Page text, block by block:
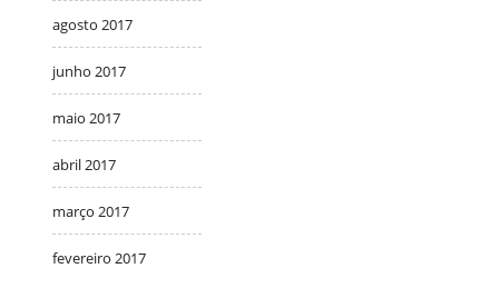
agosto 2017
junho 2017
maio 2017
abril 2017
março 2017
fevereiro 2017